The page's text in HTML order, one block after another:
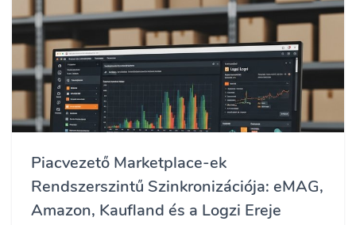
Piacvezető Marketplace-ek
Rendszerszintű Szinkronizációja: eMAG,
Amazon, Kaufland és a Logzi Ereje